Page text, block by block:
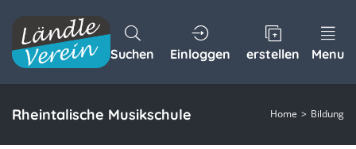
Suchen Einloggen erstellen Menu
Rheintalische Musikschule Home Bildung